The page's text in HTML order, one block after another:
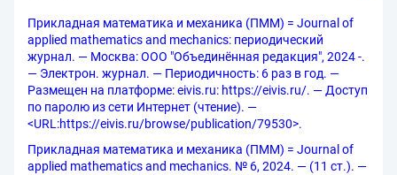
Прикладная математика и механика (ПММ) = Journal of
applied mathematics and mechanics: периодический
журнал. — Москва: ООО "Объединённая редакция", 2024 -.
— Электрон. журнал. — Периодичность: 6 раз в год. —
Размещен на платформе: eivis.ru: https://eivis.ru/. — Доступ
по паролю из сети Интернет (чтение). —
<URL:https://eivis.ru/browse/publication/79530>.
Прикладная математика и механика (ПММ) = Journal of
applied mathematics and mechanics. № 6, 2024. — (11 ст.). —